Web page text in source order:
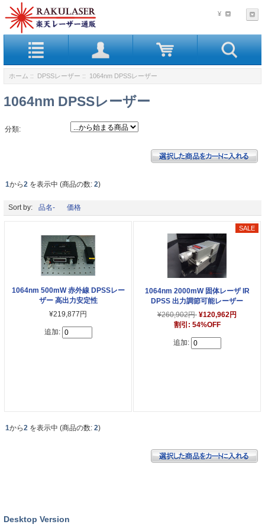
¥
ホーム :: DPSSレーザー :: 1064nm DPSSレーザー
1064nm DPSSレーザー
分類:
1から2 を表示中 (商品の数: 2)
Sort by: 品名- 価格
1064nm 500mW 赤外線 DPSSレー
ザー 高出力安定性
¥219,877円
追加:
1064nm 2000mW 固体レーザ IR
DPSS 出力調節可能レーザー
¥260,902円 ¥120,962円
割引: 54%OFF
追加:
1から2 を表示中 (商品の数: 2)
Desktop Version